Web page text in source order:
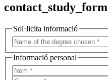
contact_study_form
Sol·licita informació
Informació personal